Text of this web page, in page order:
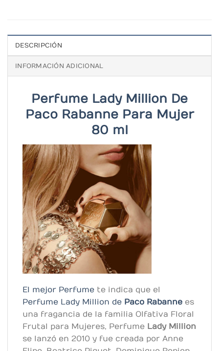
DESCRIPCIÓN
INFORMACIÓN ADICIONAL
Perfume Lady Million De
Paco Rabanne Para Mujer
80 ml
El mejor Perfume te indica que el
Perfume Lady Million de Paco Rabanne es
una fragancia de la familia Olfativa Floral
Frutal para Mujeres, Perfume Lady Million
se lanzó en 2010 y fue creada por Anne